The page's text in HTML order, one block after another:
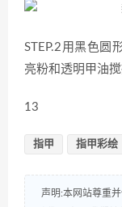
STEP.2用黑色圆
亮粉和透明甲油搅
13
指甲 指甲彩绘
声明:本网站尊重